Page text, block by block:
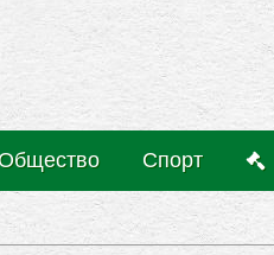
Спорт